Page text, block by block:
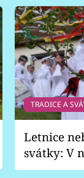
TRADICE A
Letnice
svátky: V
pondělí